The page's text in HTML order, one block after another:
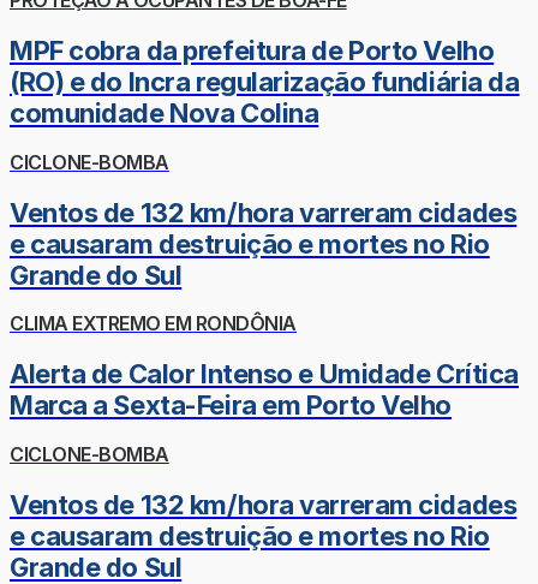
MPF cobra da prefeitura de Porto Velho
(RO) e do Incra regularização fundiária da
comunidade Nova Colina
CICLONE-BOMBA
Ventos de 132 km/hora varreram cidades
e causaram destruição e mortes no Rio
Grande do Sul
CLIMA EXTREMO EM RONDÔNIA
Alerta de Calor Intenso e Umidade Crítica
Marca a Sexta-Feira em Porto Velho
CICLONE-BOMBA
Ventos de 132 km/hora varreram cidades
e causaram destruição e mortes no Rio
Grande do Sul